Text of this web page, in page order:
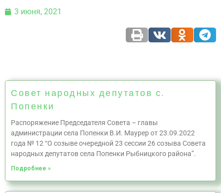
3 июня, 2021
Совет народных депутатов с.
Попенки
Распоряжение Председателя Совета – главы
администрации села Попенки В.И. Маурер от 23.09.2022
года № 12 “О созыве очередной 23 сессии 26 созыва Совета
народных депутатов села Попенки Рыбницкого района”.
Подробнее »